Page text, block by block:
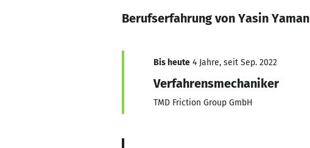
Berufserfahrung von Yasin Yaman
Bis heute 4 Jahre, seit Sep. 2022
Verfahrensmechaniker
TMD Friction Group GmbH